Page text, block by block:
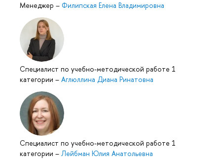
Менеджер – Филипская Елена Владимировна
Специалист по учебно-методической работе 1
категории – Аглюллина Диана Ринатовна
Специалист по учебно-методической работе 1
категории – Лейбман Юлия Анатольевна